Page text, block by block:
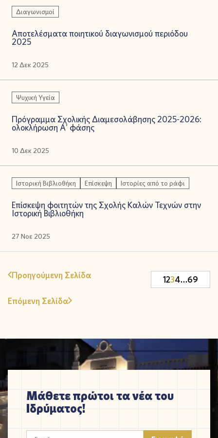
Διαγωνισμοί
Αποτελέσματα ποιητικού διαγωνισμού περιόδου
2025
12 Δεκ 2025
Ψυχική Υγεία
Πρόγραμμα Σχολικής Διαμεσολάβησης 2025-2026:
ολοκλήρωση Α' φάσης
10 Δεκ 2025
Ιστορική Βιβλιοθήκη Επίσκεψη Ιστορίες από το ράφι
Επίσκεψη φοιτητών της Σχολής Καλών Τεχνών στην
Ιστορική Βιβλιοθήκη
27 Νοε 2025
Προηγούμενη Σελίδα 1234…69
Επόμενη Σελίδα
Μάθετε πρώτοι τα νέα του
Ιδρύματος!